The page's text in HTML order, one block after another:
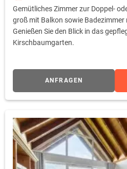
Gemütliches Zimmer zur Doppel-
groß mit Balkon sowie
Genießen Sie den Blick in das
Kirschbaumgarten.
ANFRAGEN